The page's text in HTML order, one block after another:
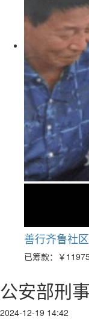
善行齐鲁社
已筹款： ￥
公安部刑
2024-12-19 14:42